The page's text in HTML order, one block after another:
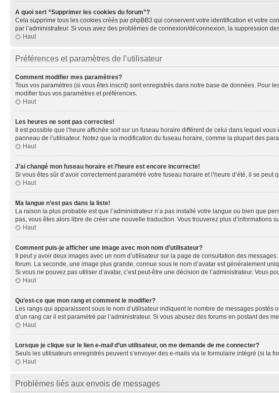
A quoi sert “Supprimer les cookies du forum”?
Cela supprime tous les cookies créés par phpBB3 qui conservent votre identification et votre
par l’administrateur. Si vous avez des problèmes de connexion/déconnexion, la suppression
Haut
Préférences et paramètres de l’utilisateur
Comment modifier mes paramètres?
Tous vos paramètres (si vous êtes inscrit) sont enregistrés dans notre base de données. Pour
modifier tous vos paramètres et préférences.
Haut
Les heures ne sont pas correctes!
Il est possible que l’heure affichée soit sur un fuseau horaire différent de celui dans lequel
panneau de l’utilisateur. Notez que la modification du fuseau horaire, comme la plupart des
Haut
J’ai changé mon fuseau horaire et l’heure est encore incorrecte!
Si vous êtes sûr d’avoir correctement paramétré votre fuseau horaire et l’heure d’été, il se
Haut
Ma langue n’est pas dans la liste!
La raison la plus probable est que l’administrateur n’a pas installé votre langue ou bien que
pas, vous êtes alors libre de créer une nouvelle traduction. Vous trouverez plus d’informations
Haut
Comment puis-je afficher une image avec mon nom d’utilisateur?
Il peut y avoir deux images avec un nom d’utilisateur sur la page de consultation des
forum. La seconde, une image plus grande, connue sous le nom d’avatar est généralement
Si vous ne pouvez pas utiliser d’avatar, c’est peut-être une décision de l’administrateur. Vous
Haut
Qu’est-ce que mon rang et comment le modifier?
Les rangs qui apparaissent sous le nom d’utilisateur indiquent le nombre de messages
d’un rang car il est paramétré par l’administrateur. Si vous abusez des forums en postant des
Haut
Lorsque je clique sur le lien e-maild’un utilisateur, on me demande de me connecter?
Seuls les utilisateurs enregistrés peuvent s’envoyer des e-mails via le formulaire intégré (si la
Haut
Problèmes liés aux envois de messages